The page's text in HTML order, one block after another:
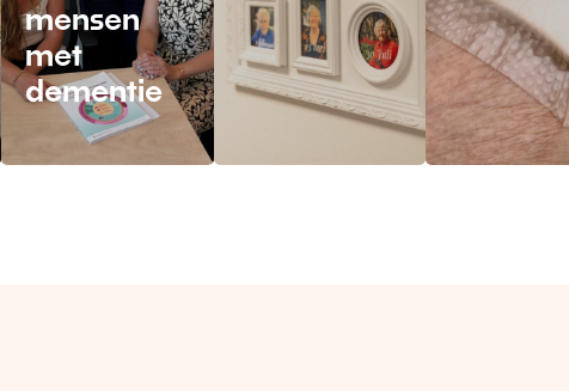
mensen
met
dementie